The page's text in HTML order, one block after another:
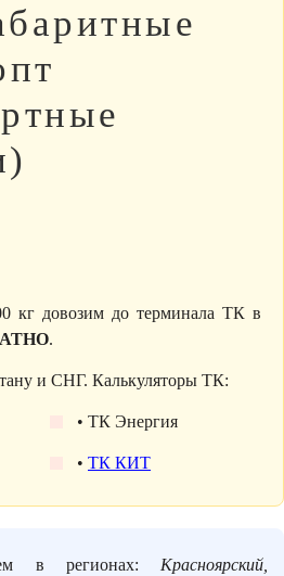
кг довозим до терминала ТК в
.
и СНГ. Калькуляторы ТК:
• ТК Энергия
• ТК КИТ
в регионах: Красноярский,